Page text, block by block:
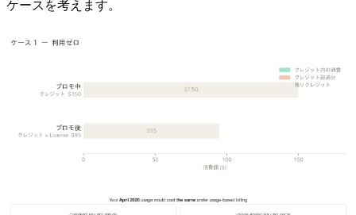
ケースを考えます。